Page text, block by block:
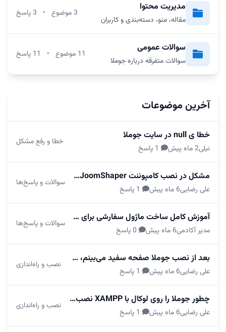
مدیریت محتوا
مقاله، منو، دسته‌بندی و کاربران
3 موضوع • 3 پاسخ
سوالات عمومی
سوالات متفرقه درباره جوملا
11 موضوع • 11 پاسخ
آخرین موضوعات
خطا ی null در سایت جوملا
نیلی2 ماه پیش 1 پاسخ
خطا و رفع مشکل
مشکل در نصب کامپوننت JoomShaper روی جوملا ۶.۲
علی رضایی6 ماه پیش 1 پاسخ
سوالات و پاسخ‌ها
آموزش کامل ساخت ماژول سفارشی برای جوملا ۶
مدیر آکادمی6 ماه پیش 0 پاسخ
سوالات و پاسخ‌ها
بعد از نصب جوملا صفحه سفید می‌بینم، چه کار کنم؟
علی رضایی6 ماه پیش 1 پاسخ
نصب و راه‌اندازی
چطور جوملا را روی لوکال با XAMPP نصب کنم؟
علی رضایی6 ماه پیش 1 پاسخ
نصب و راه‌اندازی